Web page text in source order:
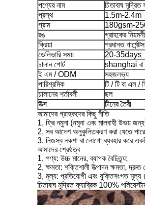
পণ্যের নাম
চিতাবাঘ
প্রস্থ
1.5m-2.4m
গ্রাম
180gsm-
রঙ
গ্রাহকের
ক্রিয়া
প্রধানত
ডেলিভারি সময়
20-35days
চালান পোর্ট
shanghai বা
ই এম / ODM
সহজলভ্য
পারিশ্রমিক
টি / টি বা এল /
চালানের শর্তাবলী
ছল
উত্স
চীনের তৈরী
আমাদের গ্রাহকদের কিছু নীতি
1, ফ্রি নমুনা (নমুনা এবং মালবাহী উভয়
2, সব আদেশ অনুকূলিতকরণ করা যেতে
3, নিজস্ব নকশা বা লোগো ব্যবহার করে
আমাদের শ্রেষ্ঠত্ব
1, পণ্য: উচ্চ মানের, ব্যাপক বৈচিত্র্য;
2, ক্ষমতা: শক্তিশালী উত্পাদন ক্ষমতা, দ্রুত
3, মূল্য: প্রতিযোগী এবং যুক্তিসংগত মূল্য।
চিতাবাঘ মুদ্রিত ফ্যাব্রিক 100%